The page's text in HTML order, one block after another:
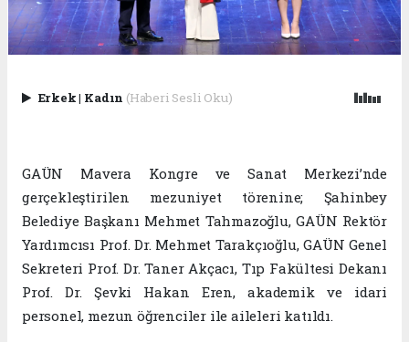
Erkek| Kadın (Haberi Sesli Oku)
GAÜN Mavera Kongre ve Sanat Merkezi’nde
gerçekleştirilen mezuniyet törenine; Şahinbey
Belediye Başkanı Mehmet Tahmazoğlu, GAÜN Rektör
Yardımcısı Prof. Dr. Mehmet Tarakçıoğlu, GAÜN Genel
Sekreteri Prof. Dr. Taner Akçacı, Tıp Fakültesi Dekanı
Prof. Dr. Şevki Hakan Eren, akademik ve idari
personel, mezun öğrenciler ile aileleri katıldı.